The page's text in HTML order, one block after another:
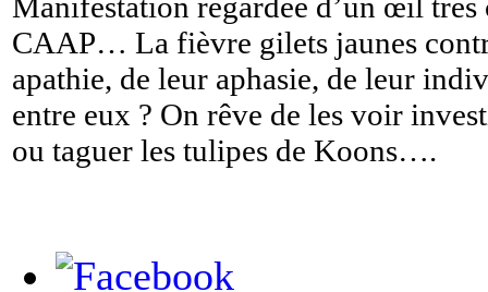
CAAP… La fièvre gilets jaunes
apathie, de leur aphasie, de leur
entre eux ? On rêve de les voir
ou taguer les tulipes de Koons….